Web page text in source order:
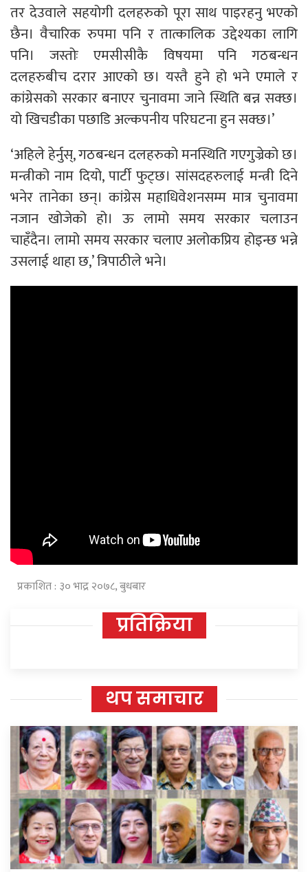
तर देउवाले सहयोगी दलहरुको पूरा साथ पाइरहनु भएको
छैन। वैचारिक रुपमा पनि र तात्कालिक उद्देश्यका लागि
पनि। जस्तोः एमसीसीकै विषयमा पनि गठबन्धन
दलहरुबीच दरार आएको छ। यस्तै हुने हो भने एमाले र
कांग्रेसको सरकार बनाएर चुनावमा जाने स्थिति बन्न सक्छ।
यो खिचडीका पछाडि अल्कपनीय परिघटना हुन सक्छ।’
‘अहिले हेर्नुस्, गठबन्धन दलहरुको मनस्थिति गएगुज्रेको छ।
मन्त्रीको नाम दियो, पार्टी फुट्छ। सांसदहरुलाई मन्त्री दिने
भनेर तानेका छन्। कांग्रेस महाधिवेशनसम्म मात्र चुनावमा
नजान खोजेको हो। ऊ लामो समय सरकार चलाउन
चाहँदैन। लामो समय सरकार चलाए अलोकप्रिय होइन्छ भन्ने
उसलाई थाहा छ,’ त्रिपाठीले भने।
प्रकाशित : ३० भाद्र २०७८, बुधबार
प्रतिक्रिया
थप समाचार